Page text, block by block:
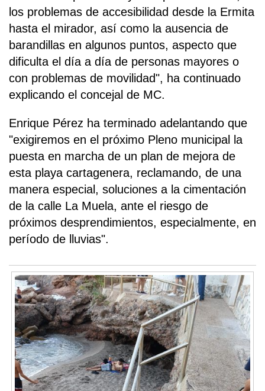
los problemas de accesibilidad desde la Ermita
hasta el mirador, así como la ausencia de
barandillas en algunos puntos, aspecto que
dificulta el día a día de personas mayores o
con problemas de movilidad", ha continuado
explicando el concejal de MC.
Enrique Pérez ha terminado adelantando que
"exigiremos en el próximo Pleno municipal la
puesta en marcha de un plan de mejora de
esta playa cartagenera, reclamando, de una
manera especial, soluciones a la cimentación
de la calle La Muela, ante el riesgo de
próximos desprendimientos, especialmente, en
período de lluvias".